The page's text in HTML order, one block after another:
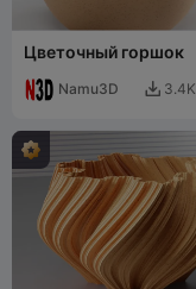
Цветочный горшок
Namu3D  3.4K